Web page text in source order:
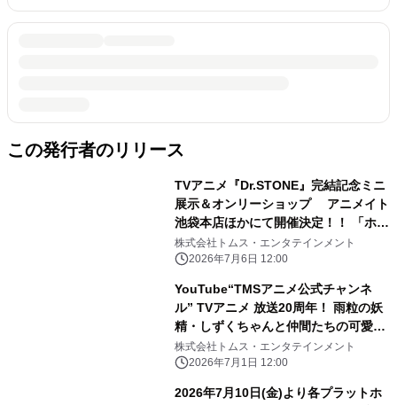
この発行者のリリース
TVアニメ『Dr.STONE』完結記念ミニ
展示＆オンリーショップ アニメイト
池袋本店ほかにて開催決定！！ 「ホワ
イマンといっしょ」がテーマの新規描
き下ろし商品の 会場販売、事後通販も
株式会社トムス・エンタテインメント
2026年7月6日 12:00
YouTube“TMSアニメ公式チャンネ
ル” TVアニメ 放送20周年！ 雨粒の妖
精・しずくちゃんと仲間たちの可愛い
ストーリーが詰まった TVアニメ『ぷ
るるんっ！しずくちゃん』を全話無料
株式会社トムス・エンタテインメント
2026年7月1日 12:00
2026年7月10日(金)より各プラットホ